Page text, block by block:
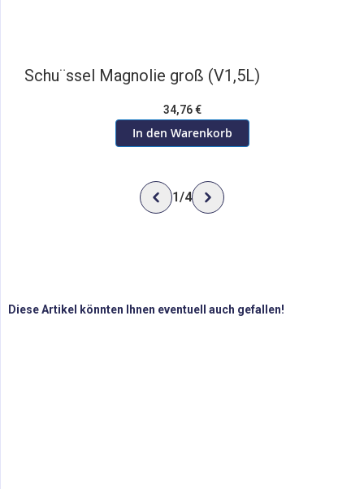
Schu¨ssel Magnolie groß (V1,5L)
34,76 €
In den Warenkorb
1/4
Diese Artikel könnten Ihnen eventuell auch gefallen!